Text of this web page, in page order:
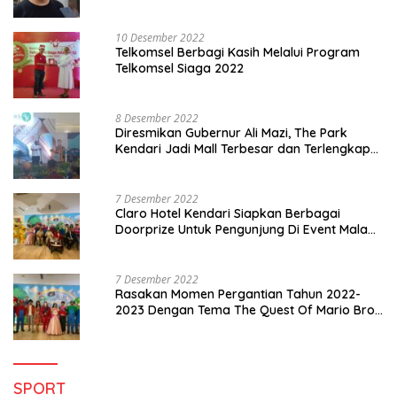
10 Desember 2022
Telkomsel Berbagi Kasih Melalui Program
Telkomsel Siaga 2022
8 Desember 2022
Diresmikan Gubernur Ali Mazi, The Park
Kendari Jadi Mall Terbesar dan Terlengkap
7 Desember 2022
Claro Hotel Kendari Siapkan Berbagai
Doorprize Untuk Pengunjung Di Event Malam
7 Desember 2022
Rasakan Momen Pergantian Tahun 2022-
2023 Dengan Tema The Quest Of Mario Bros
SPORT